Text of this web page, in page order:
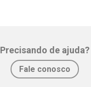
Precisando de ajuda?
Fale conosco
Facebook Twitter